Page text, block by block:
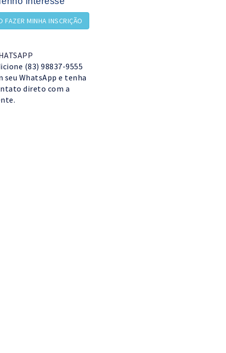
FAZER MINHA INSCRIÇÃO
(83) 98837-9555
seu WhatsApp e tenha
direto com a